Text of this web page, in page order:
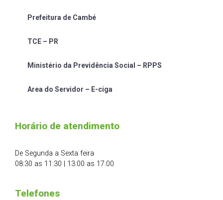
Prefeitura de Cambé
TCE – PR
Ministério da Previdência Social – RPPS
Area do Servidor – E-ciga
Horário de atendimento
De Segunda a Sexta feira
08:30 as 11:30 | 13:00 as 17:00
Telefones